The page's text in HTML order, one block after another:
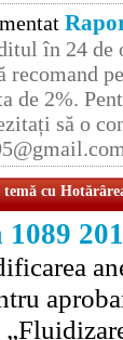
în 24 de
de 2%.
să o
temă cu